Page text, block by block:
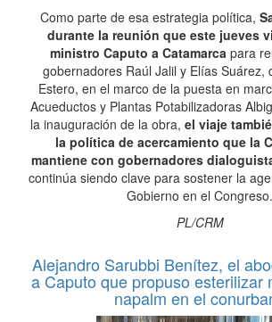
Como parte de esa estrategia política,
durante la reunión que este jueves
ministro Caputo a Catamarca para
gobernadores Raúl Jalil y Elías Suárez,
Estero, en el marco de la puesta en
Acueductos y Plantas Potabilizadoras
la inauguración de la obra, el viaje
la política de acercamiento que la
mantiene con gobernadores
continúa siendo clave para sostener la
Gobierno en el Congreso.
PL/CRM
Alejandro Sarubbi Benítez, el
a Caputo que propuso esterilizar
napalm en el